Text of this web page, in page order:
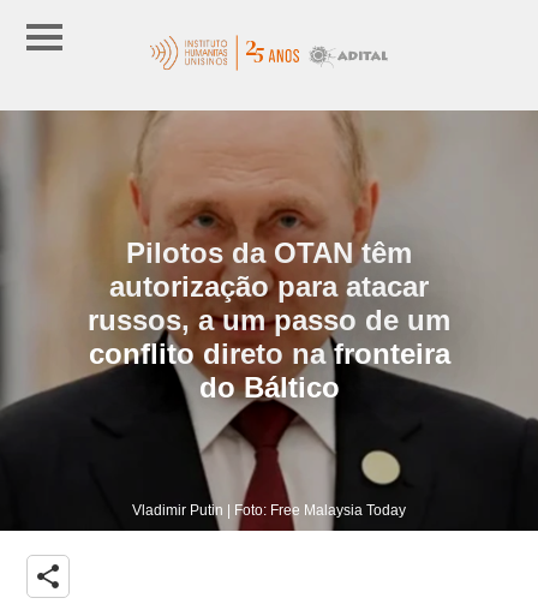
Pilotos da OTAN têm
autorização para atacar
russos, a um passo de um
conflito direto na fronteira
do Báltico
Vladimir Putin | Foto: Free Malaysia Today
share